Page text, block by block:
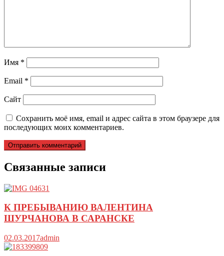
Имя *
Email *
Сайт
Сохранить моё имя, email и адрес сайта в этом браузере для
последующих моих комментариев.
Связанные записи
К ПРЕБЫВАНИЮ ВАЛЕНТИНА
ШУРЧАНОВА В САРАНСКЕ
02.03.2017admin